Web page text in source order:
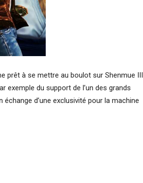
prêt à se mettre au boulot sur Shenmue III
exemple du support de l’un des grands
d’une exclusivité pour la machine